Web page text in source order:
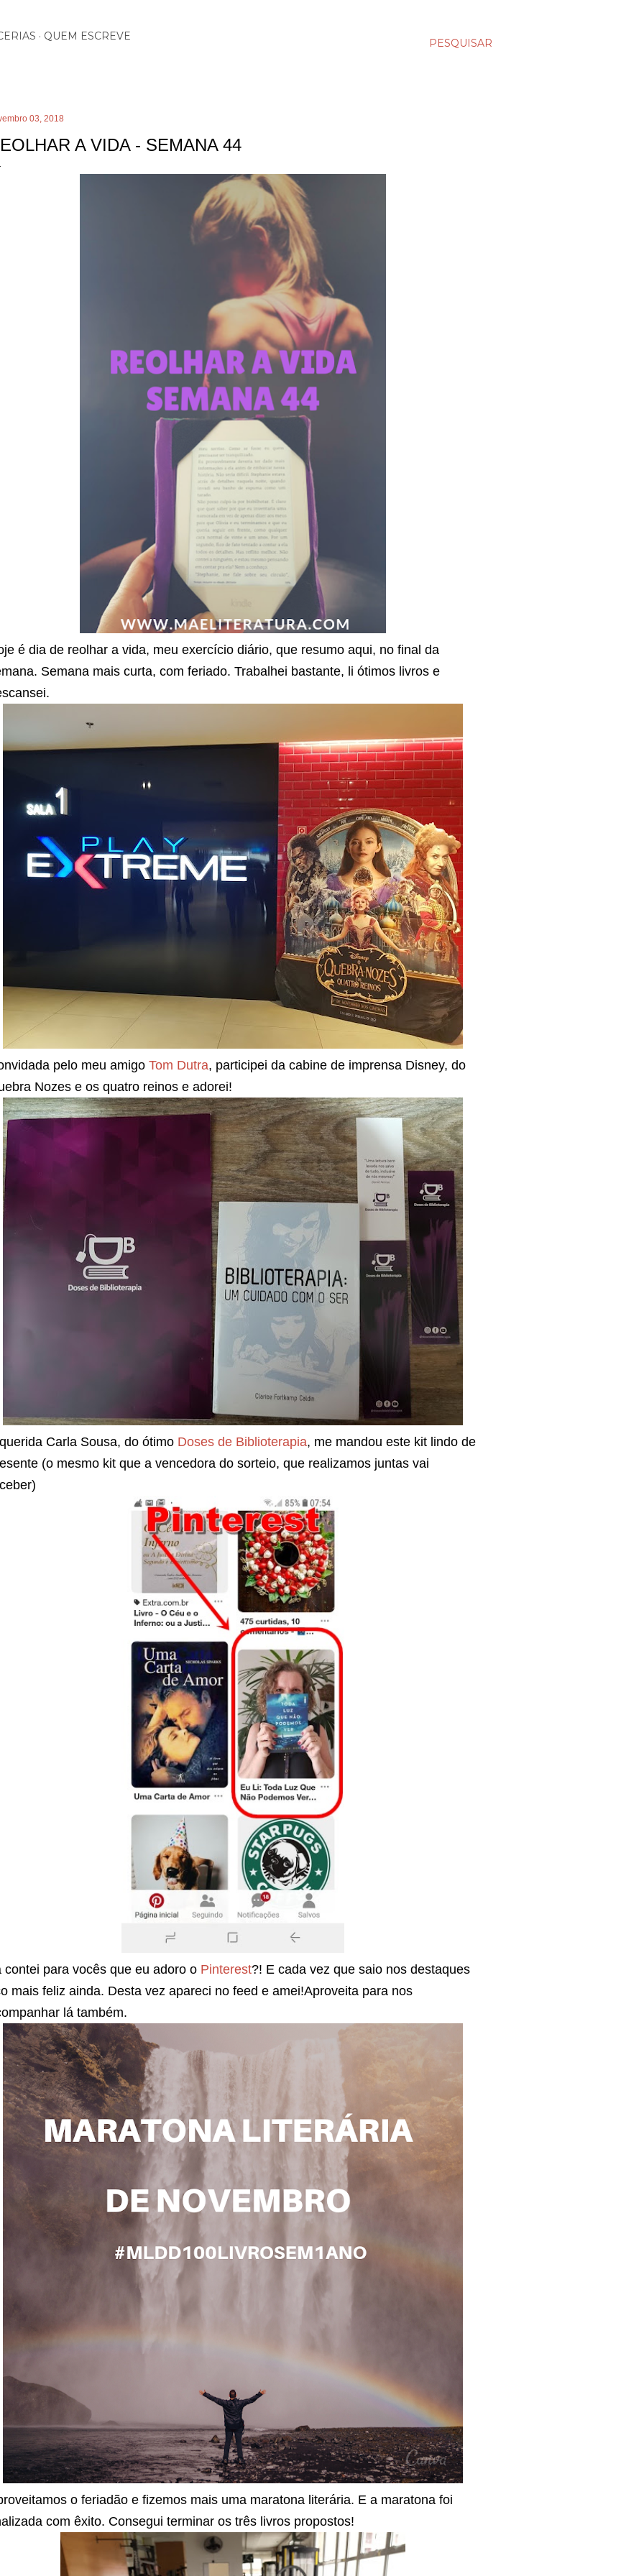
PESQUISAR
QUEM ESCREVE
03, 2018
A VIDA - SEMANA 44
é dia de reolhar a vida, meu exercício diário, que resumo aqui, no final da
Semana mais curta, com feriado. Trabalhei bastante, li ótimos livros e
pelo meu amigo Tom Dutra, participei da cabine de imprensa Disney, do
Nozes e os quatro reinos e adorei!
Carla Sousa, do ótimo Doses de Biblioterapia, me mandou este kit lindo de
(o mesmo kit que a vencedora do sorteio, que realizamos juntas vai
contei para vocês que eu adoro o Pinterest?! E cada vez que saio nos destaques
mais feliz ainda. Desta vez apareci no feed e amei!Aproveita para nos
lá também.
o feriadão e fizemos mais uma maratona literária. E a maratona foi
com êxito. Consegui terminar os três livros propostos!